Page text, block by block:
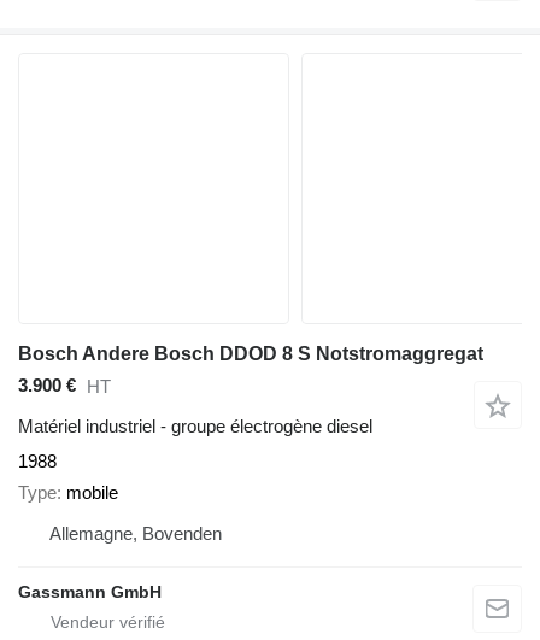
Bosch Andere Bosch DDOD 8 S Notstromaggregat
3.900 € HT
Matériel industriel - groupe électrogène diesel
1988
Type mobile
Allemagne, Bovenden
Gassmann GmbH